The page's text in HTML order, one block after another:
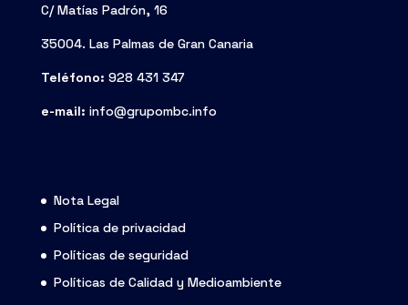
C/ Matías Padrón, 16
35004. Las Palmas de Gran Canaria
Teléfono: 928 431 347
e-mail: info@grupombc.info
Nota Legal
Política de privacidad
Políticas de seguridad
Políticas de Calidad y Medioambiente